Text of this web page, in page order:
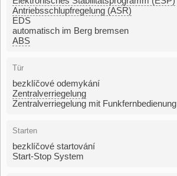
Antriebsschlupfregelung (ASR)
EDS
automatisch im Berg bremsen
ABS
Tür
bezklíčové odemykání
Zentralverriegelung
Zentralverriegelung mit Funkfernbedienung
Starten
bezklíčové startování
Start-Stop System